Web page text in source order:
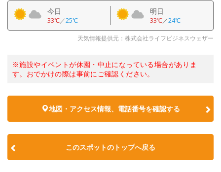
今日
33℃／25℃
明日
33℃／24℃
天気情報提供元：株式会社ライフビジネスウェザー
※施設やイベントが休園・中止になっている場合がありま
す。おでかけの際は事前にご確認ください。
地図・アクセス情報、電話番号を確認する
このスポットのトップへ戻る